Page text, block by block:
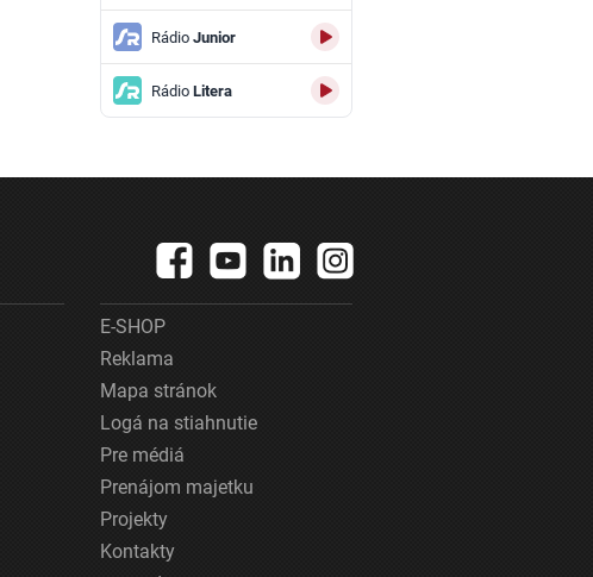
RádioJunior
RádioLitera
E-SHOP
Reklama
Mapa stránok
Logá na stiahnutie
Pre médiá
Prenájom majetku
Projekty
Kontakty